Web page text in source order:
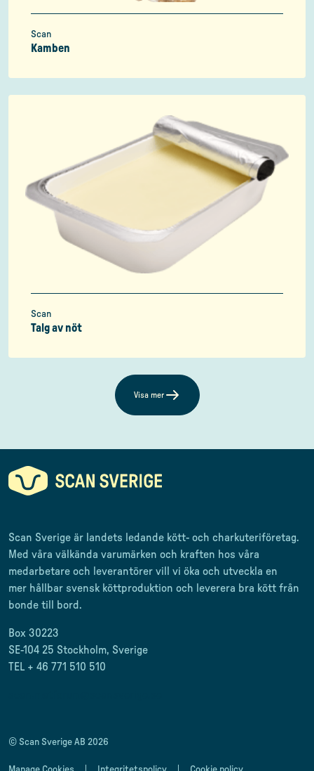
Scan
Kamben
Scan
Talg av nöt
Visa mer
Scan Sverige är landets ledande kött- och charkuteriföretag.
Med våra välkända varumärken och kraften hos våra
medarbetare och leverantörer vill vi öka och utveckla en
mer hållbar svensk köttproduktion och leverera bra kött från
bonde till
bord.
Box 30223
SE-104 25 Stockholm, Sverige
TEL + 46 771 510 510
© Scan Sverige AB 2026